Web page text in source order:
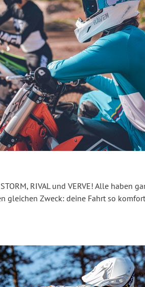
RIVAL und VERVE! Alle haben
gleichen Zweck: deine Fahrt so